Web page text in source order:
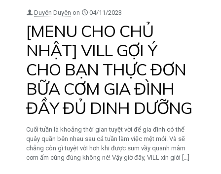
Duyên Duyên on 04/11/2023
[MENU CHO CHỦ
NHẬT] VILL GỢI Ý
CHO BẠN THỰC ĐƠN
BỮA CƠM GIA ĐÌNH
ĐẦY ĐỦ DINH DƯỠNG
Cuối tuần là khoảng thời gian tuyệt vời để gia đình có thể
quây quần bên nhau sau cả tuần làm việc mệt mỏi. Và sẽ
chẳng còn gì tuyệt vời hơn khi được sum vầy quanh mâm
cơm ấm cúng đúng không nè! Vậy giờ đây, VILL xin giới